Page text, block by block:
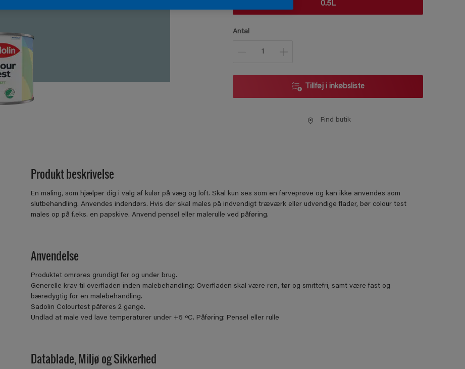
0.5L
Antal
Tillføj i inkøbsliste
Find butik
Produkt beskrivelse
En maling, som hjælper dig i valg af kulør på væg og loft. Skal kun ses som en farveprøve og kan ikke anvendes som
slutbehandling. Anvendes indendørs. Hvis der skal males på indvendigt træværk eller udvendige flader, bør colour test
males op på f.eks. en papskive. Anvend pensel eller malerulle ved påføring.
Anvendelse
Produktet omrøres grundigt før og under brug.
Generelle krav til overfladen inden malebehandling: Overfladen skal være ren, tør og smittefri, samt være fast og
bæredygtig for en malebehandling.
Sadolin Colourtest påføres 2 gange.
Undlad at male ved lave temperaturer under +5 ºC. Påføring: Pensel eller rulle
Datablade, Miljø og Sikkerhed